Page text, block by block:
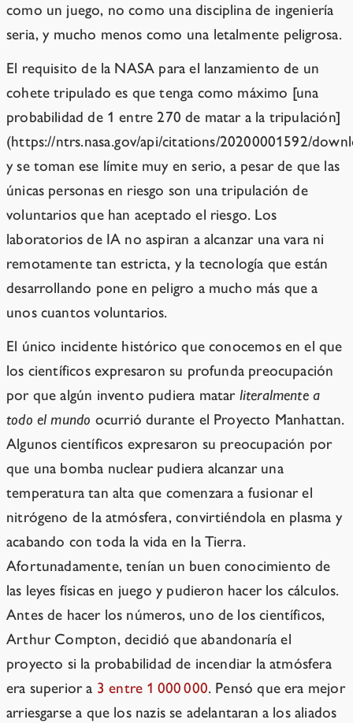
como un juego, no como una disciplina de ingeniería
seria, y mucho menos como una letalmente peligrosa.
El requisito de la NASA para el lanzamiento de un
cohete tripulado es que tenga como máximo [una
probabilidad de 1 entre 270 de matar a la tripulación]
(https://ntrs.nasa.gov/api/citations/20200001592/
y se toman ese límite muy en serio, a pesar de que las
únicas personas en riesgo son una tripulación de
voluntarios que han aceptado el riesgo. Los
laboratorios de IA no aspiran a alcanzar una vara ni
remotamente tan estricta, y la tecnología que están
desarrollando pone en peligro a mucho más que a
unos cuantos voluntarios.
El único incidente histórico que conocemos en el que
los científicos expresaron su profunda preocupación
por que algún invento pudiera matar literalmente a
todo el mundo ocurrió durante el Proyecto Manhattan.
Algunos científicos expresaron su preocupación por
que una bomba nuclear pudiera alcanzar una
temperatura tan alta que comenzara a fusionar el
nitrógeno de la atmósfera, convirtiéndola en plasma y
acabando con toda la vida en la Tierra.
Afortunadamente, tenían un buen conocimiento de
las leyes físicas en juego y pudieron hacer los cálculos.
Antes de hacer los números, uno de los científicos,
Arthur Compton, decidió que abandonaría el
proyecto si la probabilidad de incendiar la atmósfera
era superior a 3 entre 1 000 000. Pensó que era mejor
arriesgarse a que los nazis se adelantaran a los aliados